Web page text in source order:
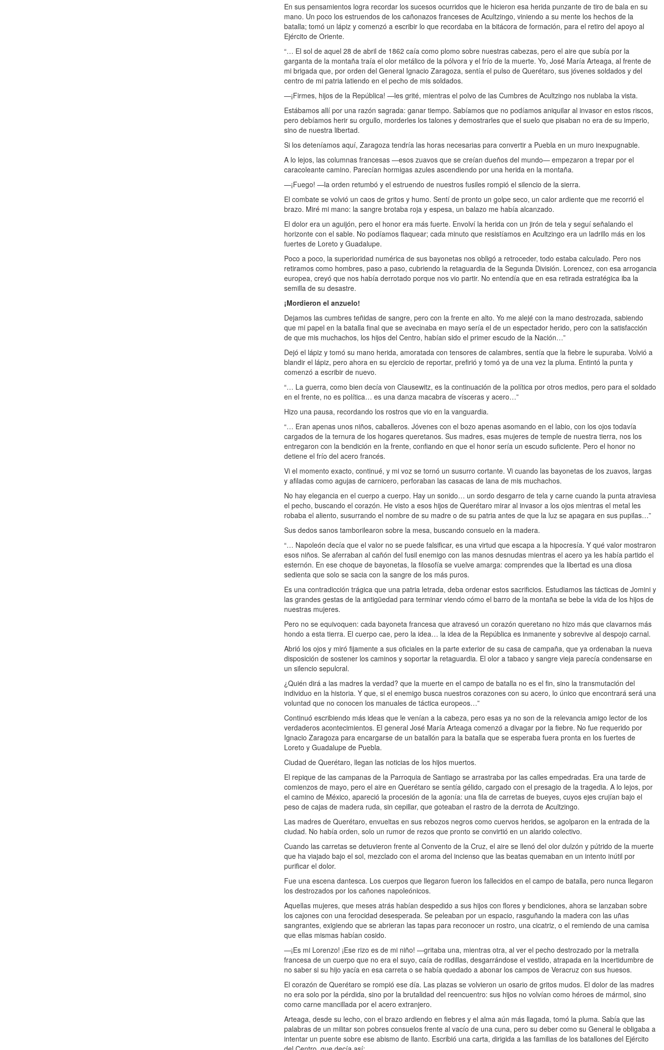
En sus pensamientos logra recordar los sucesos ocurridos que le hicieron esa herida punzante de tiro de bala en su
mano. Un poco los estruendos de los cañonazos franceses de Acultzingo, viniendo a su mente los hechos de la
batalla; tomó un lápiz y comenzó a escribir lo que recordaba en la bitácora de formación, para el retiro del apoyo al
Ejército de Oriente.
“… El sol de aquel 28 de abril de 1862 caía como plomo sobre nuestras cabezas, pero el aire que subía por la
garganta de la montaña traía el olor metálico de la pólvora y el frío de la muerte. Yo, José María Arteaga, al frente de
mi brigada que, por orden del General Ignacio Zaragoza, sentía el pulso de Querétaro, sus jóvenes soldados y del
centro de mi patria latiendo en el pecho de mis soldados.
—¡Firmes, hijos de la República! —les grité, mientras el polvo de las Cumbres de Acultzingo nos nublaba la vista.
Estábamos allí por una razón sagrada: ganar tiempo. Sabíamos que no podíamos aniquilar al invasor en estos riscos,
pero debíamos herir su orgullo, morderles los talones y demostrarles que el suelo que pisaban no era de su imperio,
sino de nuestra libertad.
Si los deteníamos aquí, Zaragoza tendría las horas necesarias para convertir a Puebla en un muro inexpugnable.
A lo lejos, las columnas francesas —esos zuavos que se creían dueños del mundo— empezaron a trepar por el
caracoleante camino. Parecían hormigas azules ascendiendo por una herida en la montaña.
—¡Fuego! —la orden retumbó y el estruendo de nuestros fusiles rompió el silencio de la sierra.
El combate se volvió un caos de gritos y humo. Sentí de pronto un golpe seco, un calor ardiente que me recorrió el
brazo. Miré mi mano: la sangre brotaba roja y espesa, un balazo me había alcanzado.
El dolor era un aguijón, pero el honor era más fuerte. Envolví la herida con un jirón de tela y seguí señalando el
horizonte con el sable. No podíamos flaquear; cada minuto que resistíamos en Acultzingo era un ladrillo más en los
fuertes de Loreto y Guadalupe.
Poco a poco, la superioridad numérica de sus bayonetas nos obligó a retroceder, todo estaba calculado. Pero nos
retiramos como hombres, paso a paso, cubriendo la retaguardia de la Segunda División. Lorencez, con esa arrogancia
europea, creyó que nos había derrotado porque nos vio partir. No entendía que en esa retirada estratégica iba la
semilla de su desastre.
¡Mordieron el anzuelo!
Dejamos las cumbres teñidas de sangre, pero con la frente en alto. Yo me alejé con la mano destrozada, sabiendo
que mi papel en la batalla final que se avecinaba en mayo sería el de un espectador herido, pero con la satisfacción
de que mis muchachos, los hijos del Centro, habían sido el primer escudo de la Nación…”
Dejó el lápiz y tomó su mano herida, amoratada con tensores de calambres, sentía que la fiebre le supuraba. Volvió a
blandir el lápiz, pero ahora en su ejercicio de reportar, prefirió y tomó ya de una vez la pluma. Entintó la punta y
comenzó a escribir de nuevo.
“… La guerra, como bien decía von Clausewitz, es la continuación de la política por otros medios, pero para el soldado
en el frente, no es política… es una danza macabra de vísceras y acero…”
Hizo una pausa, recordando los rostros que vio en la vanguardia.
“… Eran apenas unos niños, caballeros. Jóvenes con el bozo apenas asomando en el labio, con los ojos todavía
cargados de la ternura de los hogares queretanos. Sus madres, esas mujeres de temple de nuestra tierra, nos los
entregaron con la bendición en la frente, confiando en que el honor sería un escudo suficiente. Pero el honor no
detiene el frío del acero francés.
Vi el momento exacto, continué, y mi voz se tornó un susurro cortante. Vi cuando las bayonetas de los zuavos, largas
y afiladas como agujas de carnicero, perforaban las casacas de lana de mis muchachos.
No hay elegancia en el cuerpo a cuerpo. Hay un sonido… un sordo desgarro de tela y carne cuando la punta atraviesa
el pecho, buscando el corazón. He visto a esos hijos de Querétaro mirar al invasor a los ojos mientras el metal les
robaba el aliento, susurrando el nombre de su madre o de su patria antes de que la luz se apagara en sus pupilas…”
Sus dedos sanos tamborilearon sobre la mesa, buscando consuelo en la madera.
“… Napoleón decía que el valor no se puede falsificar, es una virtud que escapa a la hipocresía. Y qué valor mostraron
esos niños. Se aferraban al cañón del fusil enemigo con las manos desnudas mientras el acero ya les había partido el
esternón. En ese choque de bayonetas, la filosofía se vuelve amarga: comprendes que la libertad es una diosa
sedienta que solo se sacia con la sangre de los más puros.
Es una contradicción trágica que una patria letrada, deba ordenar estos sacrificios. Estudiamos las tácticas de Jomini y
las grandes gestas de la antigüedad para terminar viendo cómo el barro de la montaña se bebe la vida de los hijos de
nuestras mujeres.
Pero no se equivoquen: cada bayoneta francesa que atravesó un corazón queretano no hizo más que clavarnos más
hondo a esta tierra. El cuerpo cae, pero la idea… la idea de la República es inmanente y sobrevive al despojo carnal.
Abrió los ojos y miró fijamente a sus oficiales en la parte exterior de su casa de campaña, que ya ordenaban la nueva
disposición de sostener los caminos y soportar la retaguardia. El olor a tabaco y sangre vieja parecía condensarse en
un silencio sepulcral.
¿Quién dirá a las madres la verdad? que la muerte en el campo de batalla no es el fin, sino la transmutación del
individuo en la historia. Y que, si el enemigo busca nuestros corazones con su acero, lo único que encontrará será una
voluntad que no conocen los manuales de táctica europeos…”
Continuó escribiendo más ideas que le venían a la cabeza, pero esas ya no son de la relevancia amigo lector de los
verdaderos acontecimientos. El general José María Arteaga comenzó a divagar por la fiebre. No fue requerido por
Ignacio Zaragoza para encargarse de un batallón para la batalla que se esperaba fuera pronta en los fuertes de
Loreto y Guadalupe de Puebla.
Ciudad de Querétaro, llegan las noticias de los hijos muertos.
El repique de las campanas de la Parroquia de Santiago se arrastraba por las calles empedradas. Era una tarde de
comienzos de mayo, pero el aire en Querétaro se sentía gélido, cargado con el presagio de la tragedia. A lo lejos, por
el camino de México, apareció la procesión de la agonía: una fila de carretas de bueyes, cuyos ejes crujían bajo el
peso de cajas de madera ruda, sin cepillar, que goteaban el rastro de la derrota de Acultzingo.
Las madres de Querétaro, envueltas en sus rebozos negros como cuervos heridos, se agolparon en la entrada de la
ciudad. No había orden, solo un rumor de rezos que pronto se convirtió en un alarido colectivo.
Cuando las carretas se detuvieron frente al Convento de la Cruz, el aire se llenó del olor dulzón y pútrido de la muerte
que ha viajado bajo el sol, mezclado con el aroma del incienso que las beatas quemaban en un intento inútil por
purificar el dolor.
Fue una escena dantesca. Los cuerpos que llegaron fueron los fallecidos en el campo de batalla, pero nunca llegaron
los destrozados por los cañones napoleónicos.
Aquellas mujeres, que meses atrás habían despedido a sus hijos con flores y bendiciones, ahora se lanzaban sobre
los cajones con una ferocidad desesperada. Se peleaban por un espacio, rasguñando la madera con las uñas
sangrantes, exigiendo que se abrieran las tapas para reconocer un rostro, una cicatriz, o el remiendo de una camisa
que ellas mismas habían cosido.
—¡Es mi Lorenzo! ¡Ese rizo es de mi niño! —gritaba una, mientras otra, al ver el pecho destrozado por la metralla
francesa de un cuerpo que no era el suyo, caía de rodillas, desgarrándose el vestido, atrapada en la incertidumbre de
no saber si su hijo yacía en esa carreta o se había quedado a abonar los campos de Veracruz con sus huesos.
El corazón de Querétaro se rompió ese día. Las plazas se volvieron un osario de gritos mudos. El dolor de las madres
no era solo por la pérdida, sino por la brutalidad del reencuentro: sus hijos no volvían como héroes de mármol, sino
como carne mancillada por el acero extranjero.
Arteaga, desde su lecho, con el brazo ardiendo en fiebres y el alma aún más llagada, tomó la pluma. Sabía que las
palabras de un militar son pobres consuelos frente al vacío de una cuna, pero su deber como su General le obligaba a
intentar un puente sobre ese abismo de llanto. Escribió una carta, dirigida a las familias de los batallones del Ejército